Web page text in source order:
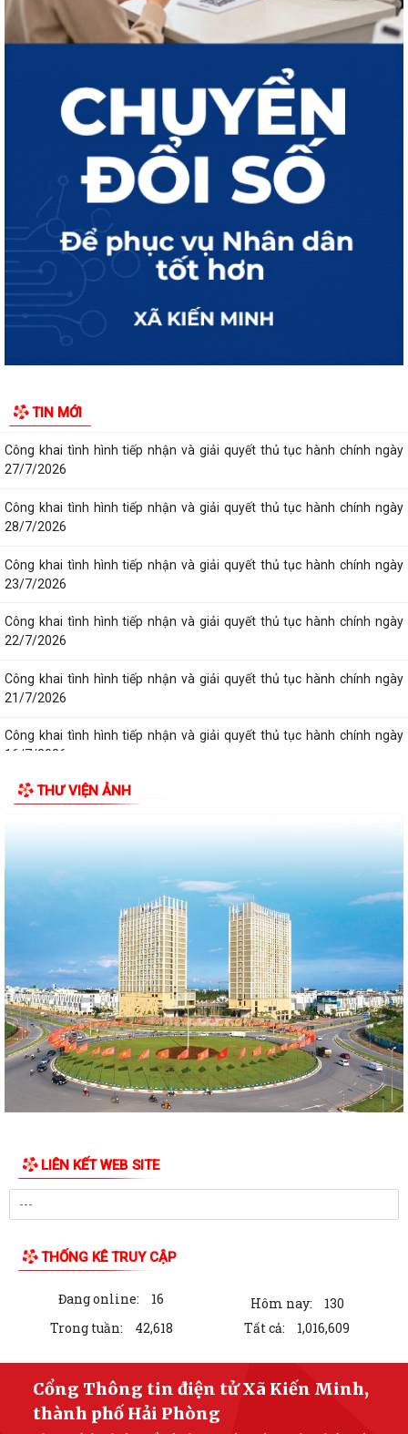
TIN MỚI
THÔNG BÁO Công khai kết quả giải quyết thủ tục hành chính tháng 7
năm 2026
Công khai tình hình tiếp nhận và giải quyết thủ tục hành chính ngày
30/7/2026
Công khai tình hình tiếp nhận và giải quyết thủ tục hành chính ngày
31/7/2026
Công khai tình hình tiếp nhận và giải quyết thủ tục hành chính ngày
24/7/2026
Công khai tình hình tiếp nhận và giải quyết thủ tục hành chính ngày
27/7/2026
Công khai tình hình tiếp nhận và giải quyết thủ tục hành chính ngày
28/7/2026
Công khai tình hình tiếp nhận và giải quyết thủ tục hành chính ngày
23/7/2026
Công khai tình hình tiếp nhận và giải quyết thủ tục hành chính ngày
22/7/2026
Công khai tình hình tiếp nhận và giải quyết thủ tục hành chính ngày
21/7/2026
Công khai tình hình tiếp nhận và giải quyết thủ tục hành chính ngày
16/7/2026
Công khai tình hình tiếp nhận và giải quyết thủ tục hành chính ngày
20/7/2026
Công khai tình hình tiếp nhận và giải quyết thủ tục hành chính ngày
14/7/2026
Công khai tình hình tiếp nhận và giải quyết thủ tục hành chính ngày
15/7/2026
Công khai tình hình tiếp nhận và giải quyết thủ tục hành chính ngày
13/7/2026
Công khai tình hình tiếp nhận và giải quyết thủ tục hành chính ngày
10/7/2026
09/7/2026
Công khai tình hình tiếp nhận và giải quyết thủ tục hành chính ngày
Công khai kết quả giải quyết thủ tục hành chính ngày 06/7/2026
Công khai kết quả giải quyết thủ tục hành chính ngày 03/7/2026
THÔNG BÁO Công khai kết quả giải quyết thủ tục hành chính tháng 06
năm 2026
Công khai kết quả giải quyết thủ tục hành chính ngày 02/7/2026
THƯ VIỆN ẢNH
LIÊN KẾT WEB SITE
THỐNG KÊ TRUY CẬP
Đang online: 16 Hôm nay:
130
Trong tuần:
42,618 Tất cả: 1,016,609
Cổng Thông tin điện tử Xã Kiến Minh,
thành phố Hải Phòng